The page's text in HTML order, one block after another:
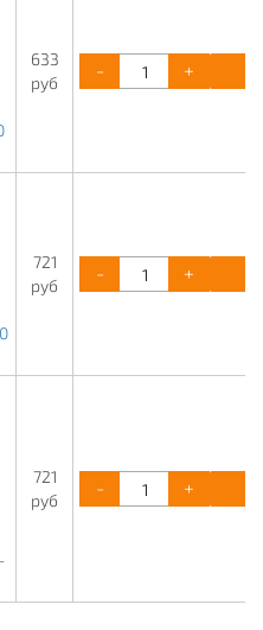
633
руб
- +
721
руб
- +
721
руб
- +